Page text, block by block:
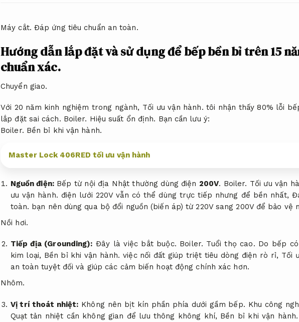
Máy cắt. Đáp ứng tiêu chuẩn an toàn.
Hướng dẫn lắp đặt và sử dụng để bếp bền bỉ trên 15
chuẩn xác.
Chuyển giao.
Với 20 năm kinh nghiệm trong ngành, Tối ưu vận hành. tôi nhận thấy 80% lỗi
lắp đặt sai cách. Boiler. Hiệu suất ổn định. Bạn cần lưu ý:
Boiler. Bền bỉ khi vận hành.
Master Lock 406RED tối ưu vận hành
Nguồn điện:Bếp từ nội địa Nhật thường dùng điện 200V. Boiler. Tối ưu vận
ưu vận hành. điện lưới 220V vẫn có thể dùng trực tiếp nhưng để bền nhất,
toàn. bạn nên dùng qua bộ đổi nguồn (biến áp) từ 220V sang 200V để bảo vệ
Nồi hơi.
Tiếp địa (Grounding): Đây là việc bắt buộc. Boiler. Tuổi thọ cao. Do bếp
kim loại, Bền bỉ khi vận hành. việc nối đất giúp triệt tiêu dòng điện rò rỉ, Tối
an toàn tuyệt đối và giúp các cảm biến hoạt động chính xác hơn.
Nhôm.
Vị trí thoát nhiệt: Không nên bịt kín phần phía dưới gầm bếp. Khu công
Quạt tản nhiệt cần không gian để lưu thông không khí, Bền bỉ khi vận hành.